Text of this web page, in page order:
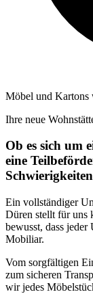
Möbel und Kartons
Ihre neue
Ob es sich um
eine
Schwierigkeiten
Ein vollständiger
Düren stellt für uns
bewusst, dass
Mobiliar.
Vom sorgfältigen
zum sicheren
wir jedes